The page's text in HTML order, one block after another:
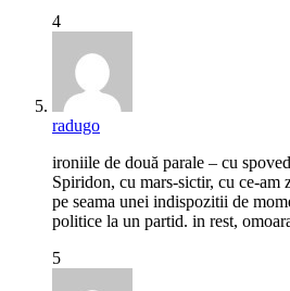
4
radugo
ironiile de două parale – cu
Spiridon, cu mars-sictir, cu ce-am
pe seama unei indispozitii de
politice la un partid. in rest,
5